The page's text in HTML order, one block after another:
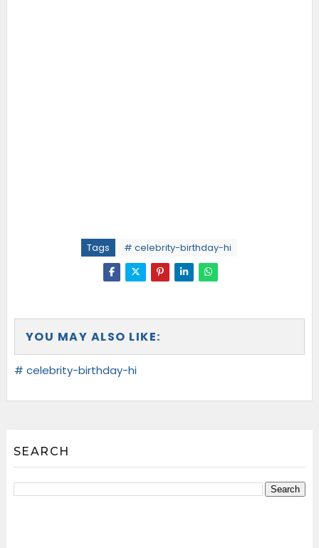
Tags # celebrity-birthday-hi
YOU MAY ALSO LIKE:
# celebrity-birthday-hi
SEARCH